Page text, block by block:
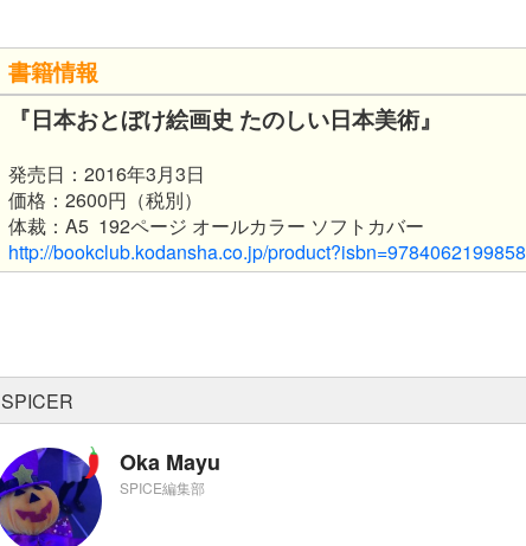
書籍情報
『日本おとぼけ絵画史 たのしい日本美術』
発売日：2016年3月3日
価格：2600円（税別）
体裁：A5 192ページ オールカラー ソフトカバー
http://bookclub.kodansha.co.jp/product?isbn=9784062199858
SPICER
Oka Mayu
SPICE編集部